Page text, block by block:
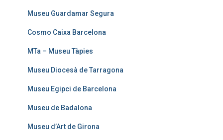
Museu Guardamar Segura
Cosmo Caixa Barcelona
MTa – Museu Tàpies
Museu Diocesà de Tarragona
Museu Egipci de Barcelona
Museu de Badalona
Museu d’Art de Girona